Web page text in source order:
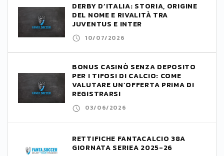
DERBY D’ITALIA: STORIA, ORIGINE
DEL NOME E RIVALITÀ TRA
JUVENTUS E INTER
10/07/2026
BONUS CASINÒ SENZA DEPOSITO
PER I TIFOSI DI CALCIO: COME
VALUTARE UN’OFFERTA PRIMA DI
REGISTRARSI
03/06/2026
RETTIFICHE FANTACALCIO 38A
GIORNATA SERIEA 2025-26